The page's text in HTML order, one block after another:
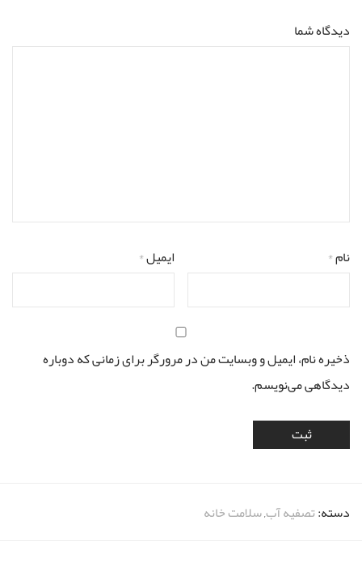
دیدگاه شما
نام* ایمیل*
ذخیره نام، ایمیل و وبسایت من در مرورگر برای زمانی که دوباره
دیدگاهی می‌نویسم.
دسته:تصفیه آب,سلامت خانه